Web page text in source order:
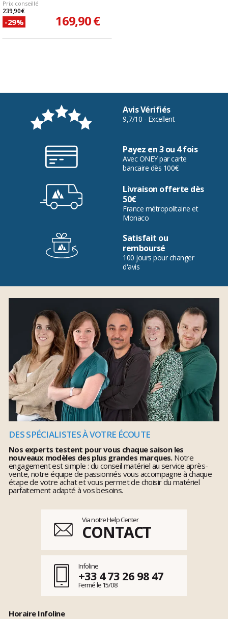
Prix conseillé
239,90 €
-29% 169,90 €
Avis Vérifiés
9,7/10 - Excellent
Payez en 3 ou 4 fois
Avec ONEY par carte
bancaire dès 100€
Livraison offerte dès
50€
France métropolitaine et
Monaco
Satisfait ou
remboursé
100 jours pour changer
d'avis
DES SPÉCIALISTES À VOTRE ÉCOUTE
Nos experts testent pour vous chaque saison les
nouveaux modèles des plus grandes marques.Notre
engagement est simple : du conseil matériel au service après-
vente, notre équipe de passionnés vous accompagne à chaque
étape de votre achat et vous permet de choisir du matériel
parfaitement adapté à vos besoins.
Via notre Help Center
CONTACT
Infoline
+33 4 73 26 98 47
Fermé le 15/08
Horaire Infoline